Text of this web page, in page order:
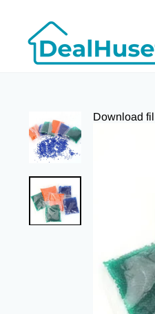
content
Download fil